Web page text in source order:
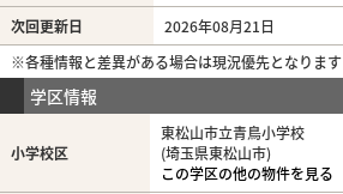
次回更新日
2026年08月21日
※各種情報と差異がある場合は現況優先となります
学区情報
小学校区
東松山市立青鳥小学校
(埼玉県東松山市)
この学区の他の物件を見る